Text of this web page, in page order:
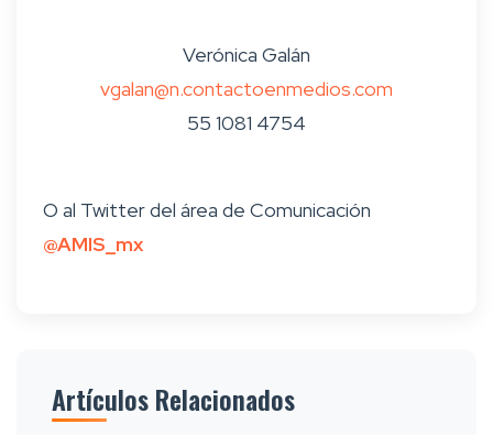
Verónica Galán
vgalan@n.contactoenmedios.com
55 1081 4754
O al Twitter del área de Comunicación
@AMIS_mx
Artículos Relacionados